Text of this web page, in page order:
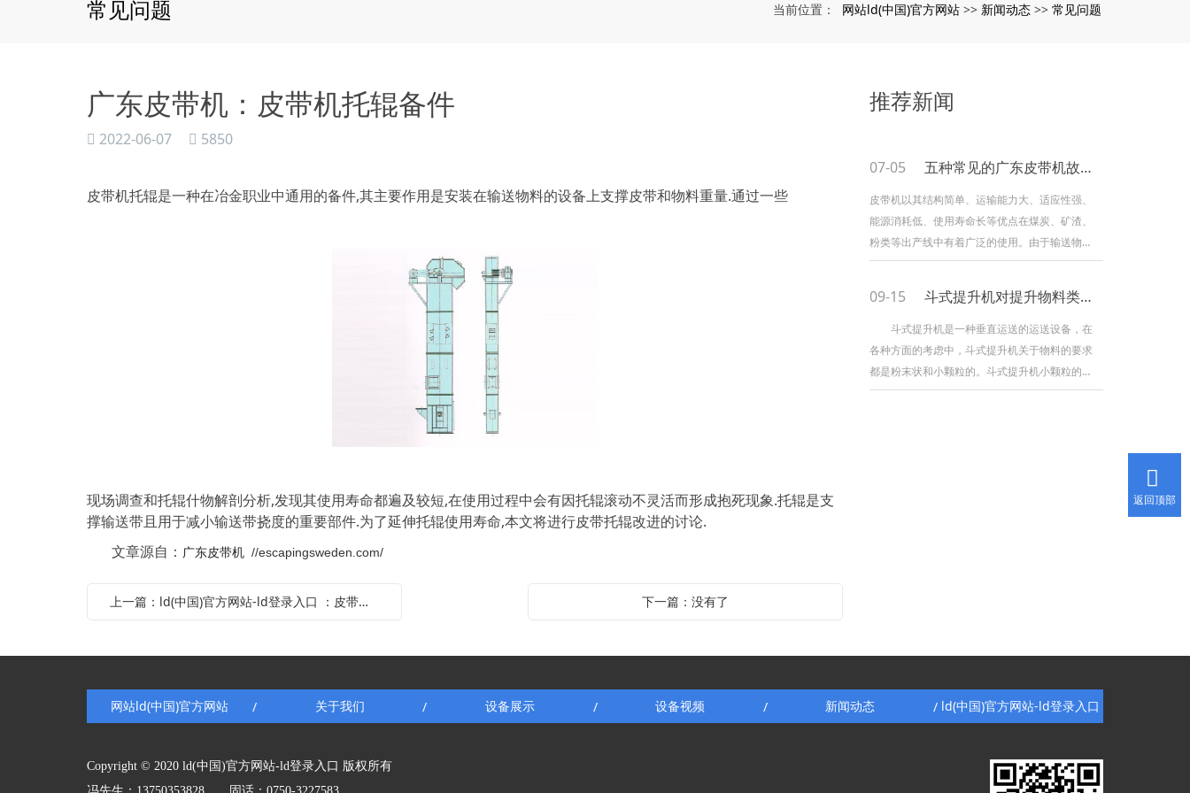
常见问题 当前位置： 网站ld(中国)官方网站 >> 新闻动态 >> 常见问题
广东皮带机：皮带机托辊备件
2022-06-07 5850
皮带机托辊是一种在冶金职业中通用的备件,其主要作用是安装在输送物料的设备上支撑皮带和物料重量.通过一些
现场调查和托辊什物解剖分析,发现其使用寿命都遍及较短,在使用过程中会有因托辊滚动不灵活而形成抱死现象.托辊是支
撑输送带且用于减小输送带挠度的重要部件.为了延伸托辊使用寿命,本文将进行皮带托辊改进的讨论.
文章源自： 广东皮带机 //escapingsweden.com/
上一篇：ld(中国)官方网站-ld登录入口 ：皮带机的维护要点是什么 下一篇：没有了
推荐新闻
07-05 五种常见的广东皮带机故障解决办法！
皮带机以其结构简单、运输能力大、适应性强、
能源消耗低、使用寿命长等优点在煤炭、矿渣、
粉类等出产线中有着广泛的使用。由于输送物质
内摩擦力大、磨损大的特点，使得皮带机在实际
过程的顺利进行。小编总结了皮带机作业中简单
呈现的毛病及相应的解决方法，希望能给您带来
一
09-15 斗式提升机对提升物料类型有什么要求？
斗式提升机是一种垂直运送的运送设备，在
各种方面的考虑中，斗式提升机关于物料的要求
都是粉末状和小颗粒的。斗式提升机小颗粒的运
用是有规模的。 适用于很多职业产品的提
网站ld(中国)官方网站 / 关于我们 / 设备展示 / 设备视频 / 新闻动态 / ld(中国)官方网站-ld登录入口
Copyright © 2020 ld(中国)官方网站-ld登录入口 版权所有
返回顶部